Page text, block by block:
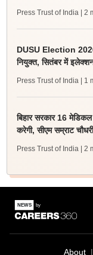
Press Trust of India | 2
DUSU Election 2026:
नियुक्त, सितंबर में
Press Trust of India | 1
बिहार सरकार 16
करेगी, सीएम सम्राट
Press Trust of India | 2
About